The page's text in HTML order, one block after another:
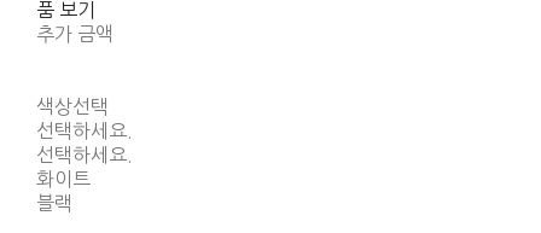
품 보기
추가 금액
색상선택
선택하세요.
선택하세요.
화이트
블랙